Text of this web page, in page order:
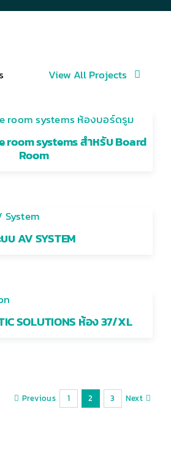
View All Projects
room systems สำหรับ Board
Room
บ AV SYSTEM
SOLUTIONS ห้อง 37/XL
Previous 1 2 3 Next